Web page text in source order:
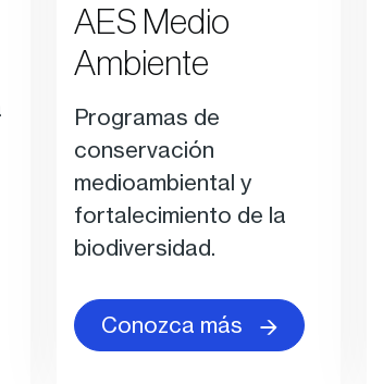
AES Medio
Ambiente
Programas de
conservación
medioambiental y
fortalecimiento de la
biodiversidad.
Conozca más